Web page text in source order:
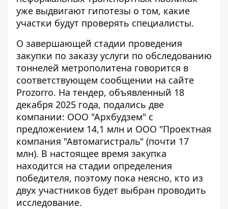
уже выдвигают гипотезы о том, какие
участки будут проверять специалисты.
О завершающей стадии проведения
закупки по заказу услуги по обследованию
тоннелей метрополитена говорится в
соответствующем сообщении на сайте
Prozorro. На тендер, объявленный 18
декабря 2025 года, подались две
компании: ООО "Архбудзем" с
предложением 14,1 млн и ООО "Проектная
компания "Автомагистраль" (почти 17
млн). В настоящее время закупка
находится на стадии определения
победителя, поэтому пока неясно, кто из
двух участников будет выбран проводить
исследование.